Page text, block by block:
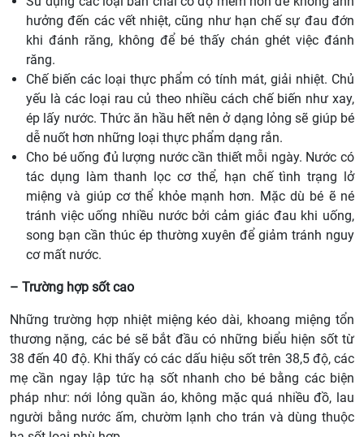
hưởng đến các vết nhiệt, cũng như hạn chế sự đau đớn
khi đánh răng, không để bé thấy chán ghét việc đánh
răng.
Chế biến các loại thực phẩm có tính mát, giải nhiệt. Chủ
yếu là các loại rau củ theo nhiều cách chế biến như xay,
ép lấy nước. Thức ăn hầu hết nên ở dạng lỏng sẽ giúp bé
dễ nuốt hơn những loại thực phẩm dạng rắn.
Cho bé uống đủ lượng nước cần thiết mỗi ngày. Nước có
tác dụng làm thanh lọc cơ thể, hạn chế tình trạng lở
miệng và giúp cơ thể khỏe mạnh hơn. Mặc dù bé ẽ né
tránh việc uống nhiều nước bởi cảm giác đau khi uống,
song bạn cần thúc ép thường xuyên để giảm tránh nguy
cơ mất nước.
– Trường hợp sốt cao
Những trường hợp nhiệt miệng kéo dài, khoang miệng tổn
thương nặng, các bé sẽ bắt đầu có những biểu hiện sốt từ
38 đến 40 độ. Khi thấy có các dấu hiệu sốt trên 38,5 độ, các
mẹ cần ngay lập tức hạ sốt nhanh cho bé bằng các biện
pháp như: nới lỏng quần áo, không mặc quá nhiều đồ, lau
người bằng nước ấm, chườm lạnh cho trán và dùng thuộc